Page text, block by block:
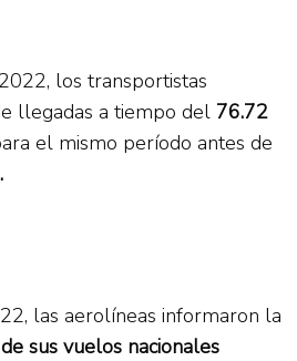
los transportistas
llegadas a tiempo del 76.72
el mismo período antes de
las aerolíneas informaron la
sus vuelos nacionales